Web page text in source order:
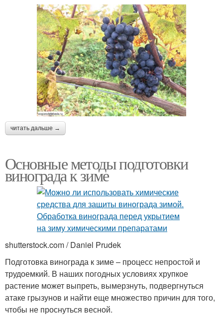
читать дальше →
Основные методы подготовки
винограда к зиме
shutterstock.com / Daniel Prudek
Подготовка винограда к зиме – процесс непростой и
трудоемкий. В наших погодных условиях хрупкое
растение может выпреть, вымерзнуть, подвергнуться
атаке грызунов и найти еще множество причин для того,
чтобы не проснуться весной.